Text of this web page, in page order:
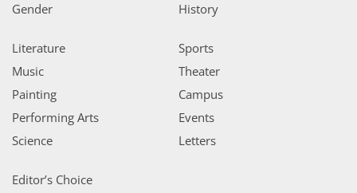
Gender
History
Literature
Music
Painting
Performing Arts
Science
Sports
Theater
Campus
Events
Letters
Editor’s Choice